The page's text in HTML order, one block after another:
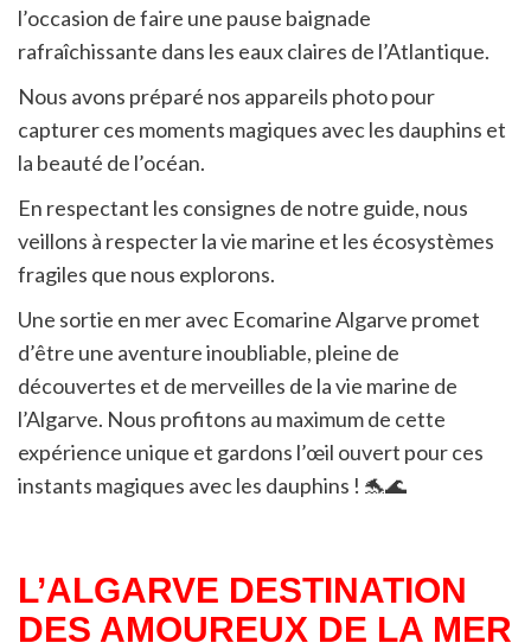
l’occasion de faire une pause baignade
rafraîchissante dans les eaux claires de l’Atlantique.
Nous avons préparé nos appareils photo pour
capturer ces moments magiques avec les dauphins et
la beauté de l’océan.
En respectant les consignes de notre guide, nous
veillons à respecter la vie marine et les écosystèmes
fragiles que nous explorons.
Une sortie en mer avec Ecomarine Algarve promet
d’être une aventure inoubliable, pleine de
découvertes et de merveilles de la vie marine de
l’Algarve. Nous profitons au maximum de cette
expérience unique et gardons l’œil ouvert pour ces
instants magiques avec les dauphins ! 🐬🌊
L’ALGARVE DESTINATION
DES AMOUREUX DE LA MER